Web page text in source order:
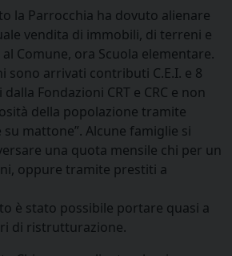
la Parrocchia ha dovuto alienare
vendita di immobili, di terreni e
al Comune, ora Scuola elementare.
sono arrivati contributi C.E.I. e 8
Fondazioni CRT e CRC e non
della popolazione tramite
su mattone”. Alcune famiglie si
una quota mensile chi per un
oppure tramite prestiti a
è stato possibile portare quasi a
di ristrutturazione.